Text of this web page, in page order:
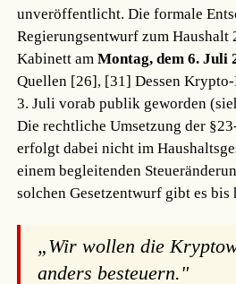
unveröffentlicht. Die formale
Regierungsentwurf zum Haushalt
Kabinett amMontag, dem 6. Juli
Quellen [26], [31] Dessen Krypto-
3. Juli vorab publik geworden
Die rechtliche Umsetzung der
erfolgt dabei nicht im
einem begleitenden
solchen Gesetzentwurf gibt es bis
„Wir wollen die
anders besteuern."